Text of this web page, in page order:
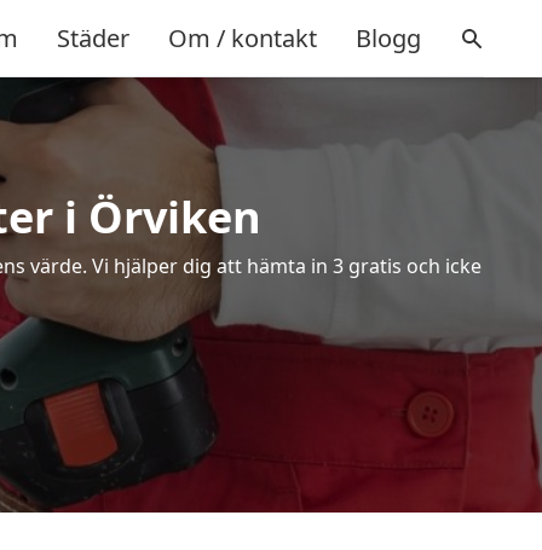
Städer Om / kontakt Blogg
i Örviken
värde. Vi hjälper dig att hämta in 3 gratis och icke